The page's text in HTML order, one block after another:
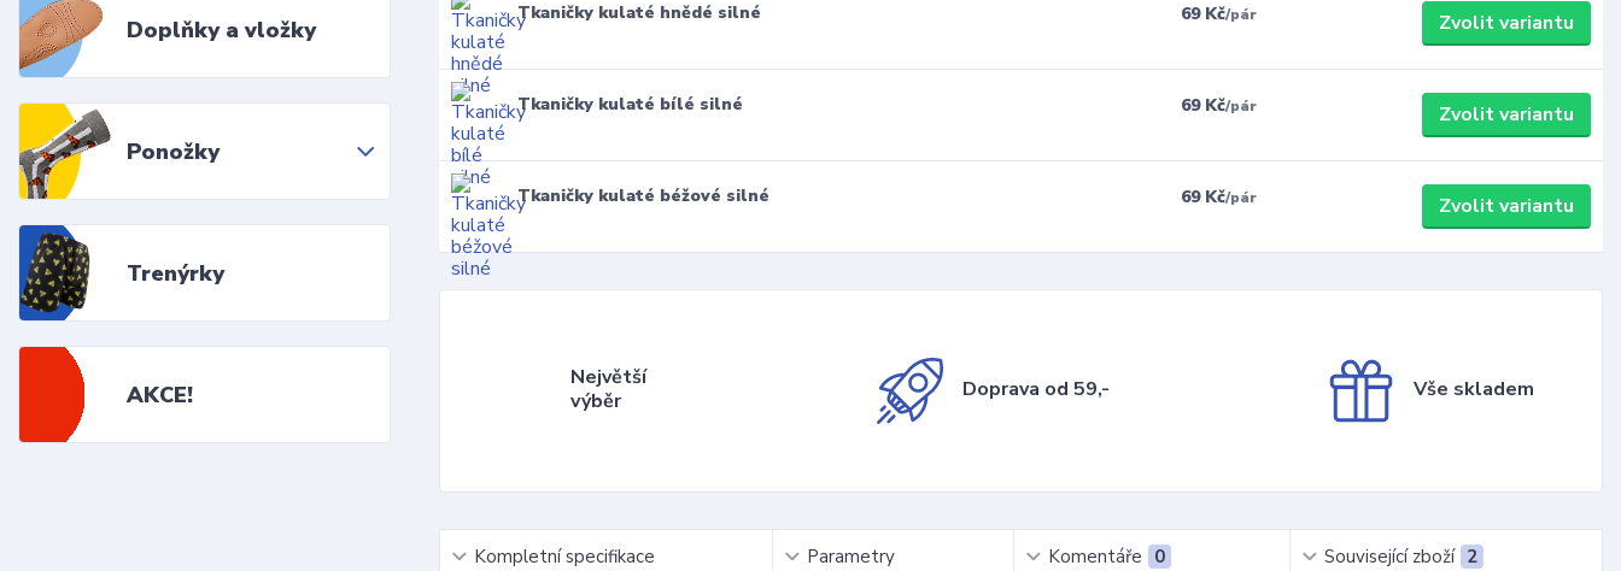
Doplňky a vložky
Ponožky
Trenýrky
AKCE!
Tkaničky kulaté hnědé silné 69 Kč/pár Zvolit variantu
Tkaničky kulaté bílé silné 69 Kč/pár Zvolit variantu
Tkaničky kulaté béžové silné 69 Kč/pár Zvolit variantu
Největší
výběr
Doprava od 59,- Vše skladem
Kompletní specifikace Parametry Komentáře 0 Související zboží 2